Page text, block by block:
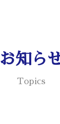
お知ら
Topics